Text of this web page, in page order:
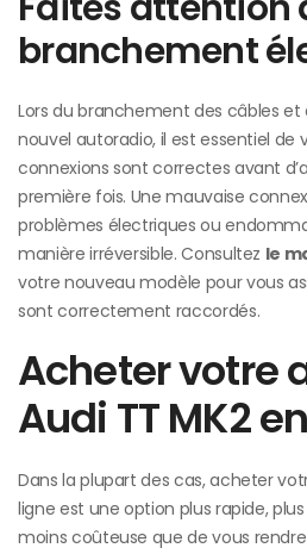
branchement
Lors du branchement des câbles
nouvel autoradio, il est essentiel de
connexions sont correctes avant
première fois. Une mauvaise
problèmes électriques ou
manière irréversible. Consultez le
votre nouveau modèle pour vous
sont correctement raccordés.
Acheter votre
Audi TT MK2
Dans la plupart des cas, acheter
ligne est une option plus rapide,
moins coûteuse que de vous